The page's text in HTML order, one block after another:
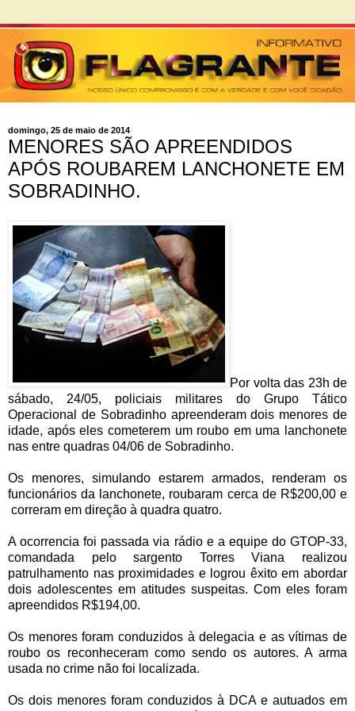
domingo, 25 de maio de 2014
MENORES SÃO APREENDIDOS
APÓS ROUBAREM LANCHONETE EM
SOBRADINHO.
Por volta das 23h de
sábado, 24/05, policiais militares do Grupo Tático
Operacional de Sobradinho apreenderam dois menores de
idade, após eles cometerem um roubo em uma lanchonete
nas entre quadras 04/06 de Sobradinho.
Os menores, simulando estarem armados, renderam os
funcionários da lanchonete, roubaram cerca de R$200,00 e
correram em direção à quadra quatro.
A ocorrencia foi passada via rádio e a equipe do GTOP-33,
comandada pelo sargento Torres Viana realizou
patrulhamento nas proximidades e logrou êxito em abordar
dois adolescentes em atitudes suspeitas. Com eles foram
apreendidos R$194,00.
Os menores foram conduzidos à delegacia e as vítimas de
roubo os reconheceram como sendo os autores. A arma
usada no crime não foi localizada.
Os dois menores foram conduzidos à DCA e autuados em